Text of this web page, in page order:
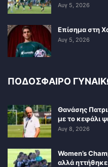
Αυγ 5, 2026
Επίσημα στη
Αυγ 5, 2026
ΠΟΔΟΣΦΑΙΡΟ
Θανάσης
με το κεφάλι
Αυγ 8, 2026
Women’s
αλλά